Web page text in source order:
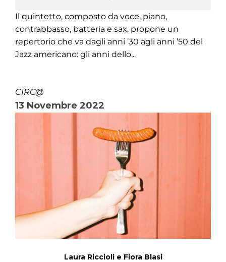
Il quintetto, composto da voce, piano,
contrabbasso, batteria e sax, propone un
repertorio che va dagli anni ’30 agli anni ’50 del
Jazz americano: gli anni dello...
CIRC@
13 Novembre 2022
Laura Riccioli e Fiora Blasi